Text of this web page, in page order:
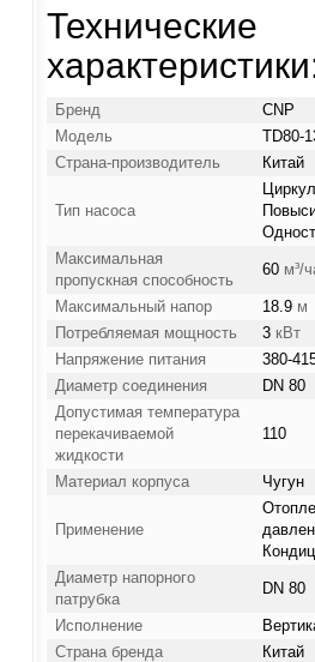
Технические
Бренд
CNP
Модель
TD80-
Страна-производитель
Китай
Тип насоса
Максимальная
пропускная способность
60 м³/
Максимальный напор 18.9 м
Потребляемая мощность
3 кВт
Напряжение питания
380-
Диаметр соединения
DN 80
Допустимая температура
перекачиваемой
жидкости
110
Материал корпуса Чугун
Применение
Диаметр напорного
патрубка
DN 80
Исполнение
Страна бренда
Китай